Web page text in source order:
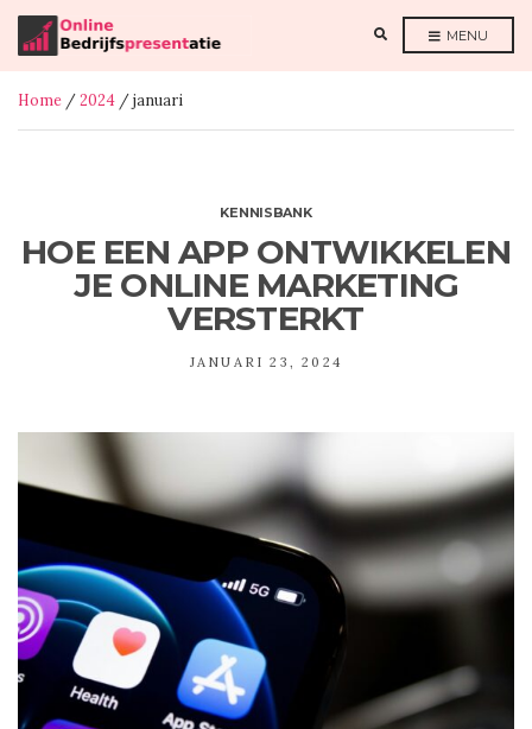
A
E
M
MENU
Home / 2024 / januari
KENNISBANK
HOE EEN APP ONTWIKKELEN
JE ONLINE MARKETING
VERSTERKT
JANUARI 23, 2024